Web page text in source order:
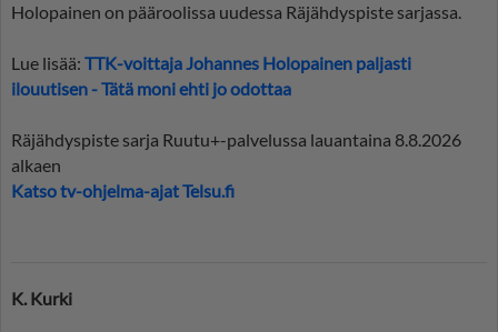
Holopainen on pääroolissa uudessa Räjähdyspiste sarjassa.
Lue lisää: TTK-voittaja Johannes Holopainen paljasti
ilouutisen - Tätä moni ehti jo odottaa
Räjähdyspiste sarja Ruutu+-palvelussa lauantaina 8.8.2026
alkaen
Katso tv-ohjelma-ajat Telsu.fi
K. Kurki